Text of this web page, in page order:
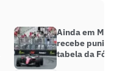
Ainda em
recebe
tabela da